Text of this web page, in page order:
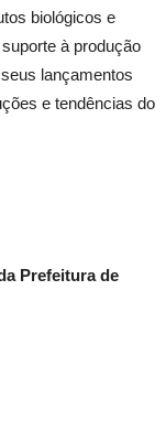
biológicos e
à produção
lançamentos
e tendências do
Prefeitura de